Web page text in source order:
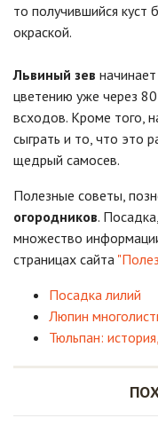
то получившийся куст
окраской.
Львиный зев
цветению уже через
всходов. Кроме того,
сыграть и то, что это
щедрый самосев.
Полезные советы,
огородников.
множество
страницах сайта
Посадка лилий
Люпин
Тюльпан: